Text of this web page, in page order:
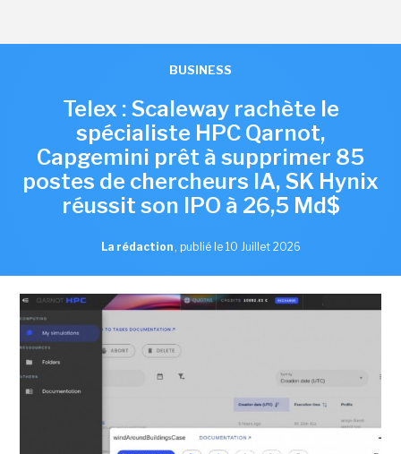
BUSINESS
Telex : Scaleway rachète le
spécialiste HPC Qarnot,
Capgemini prêt à supprimer 85
postes de chercheurs IA, SK Hynix
réussit son IPO à 26,5 Md$
La rédaction , publié le 10 Juillet 2026